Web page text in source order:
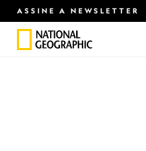
ASSINE A NEWSLETTER